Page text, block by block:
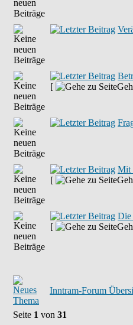
[
Mit
[
Die
[
Inntram-Forum
Seite 1 von 31